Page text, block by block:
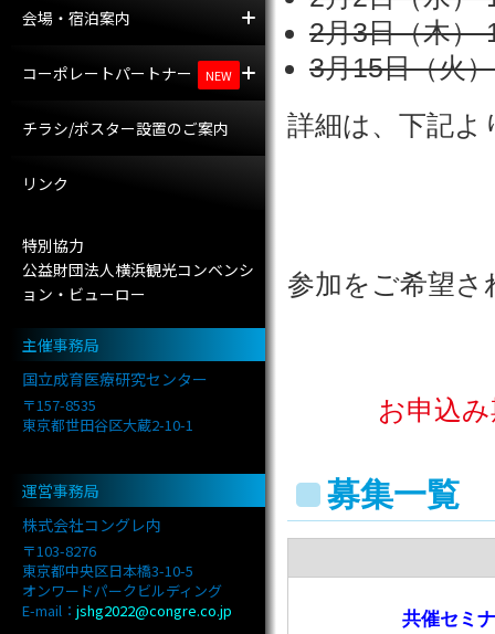
2月3日（木）
3月15日（火
詳細は、下記よ
参加をご希望さ
お申込
募集一覧
共催セミ
会場・宿泊案内 会場案内
宿泊案内
コーポレートパートナー NEW コーポレートパートナー
共催セミナー
チラシ/ポスター設置のご案内
リンク
特別協力
公益財団法人横浜観光コンベンシ
ョン・ビューロー
主催事務局
国立成育医療研究センター
〒157-8535
東京都世田谷区大蔵2-10-1
運営事務局
株式会社コングレ内
〒103-8276
東京都中央区日本橋3-10-5
オンワードパークビルディング
E-mail： jshg2022@congre.co.jp